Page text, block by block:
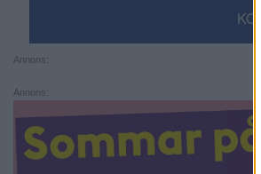
Annons:
Annons: